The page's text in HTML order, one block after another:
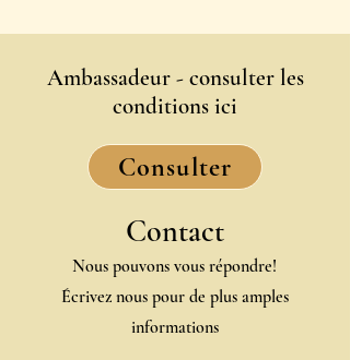
Ambassadeur - consulter les
conditions ici
Consulter
Contact
Nous pouvons vous répondre!
Écrivez nous pour de plus amples
informations